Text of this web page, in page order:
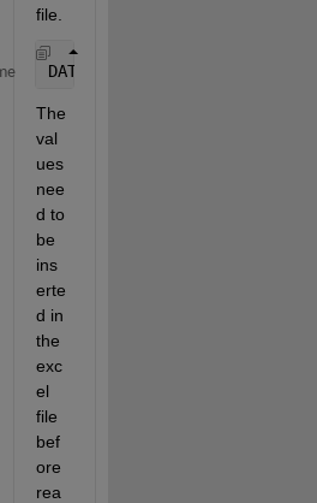
file.
DATA = xlsread(
The
val
ues
nee
d to
be
ins
erte
d in
the
exc
el
file
bef
ore
rea